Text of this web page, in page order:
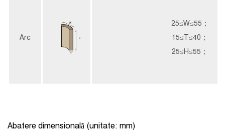
Arc
25≤W≤55；
15≤T≤40；
25≤H≤55；
Abatere dimensională (unitate: mm)